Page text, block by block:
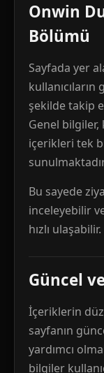
Onwin
Bölümü
Sayfada yer
şekilde takip
Genel bilgiler,
içerikleri tek
Bu sayede
inceleyebilir
hızlı ulaşabilir.
Güncel
İçeriklerin
sayfanın
yardımcı
bilgiler